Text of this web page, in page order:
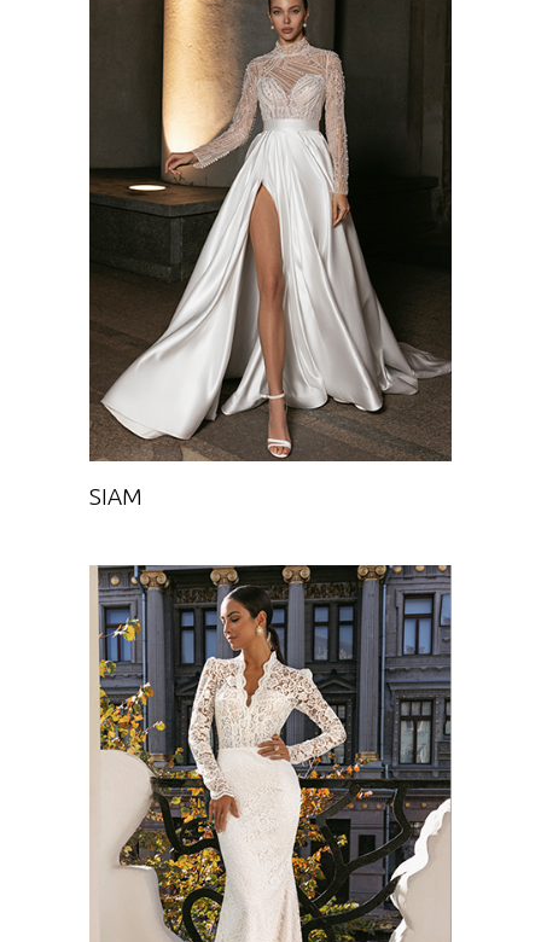
SIAM
Chance
SIAM
ENAR
Chance